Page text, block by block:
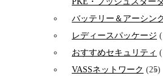
バッテリー＆アーシン
レディースパッケージ
おすすめセキュリティ
VASSネットワーク (25)